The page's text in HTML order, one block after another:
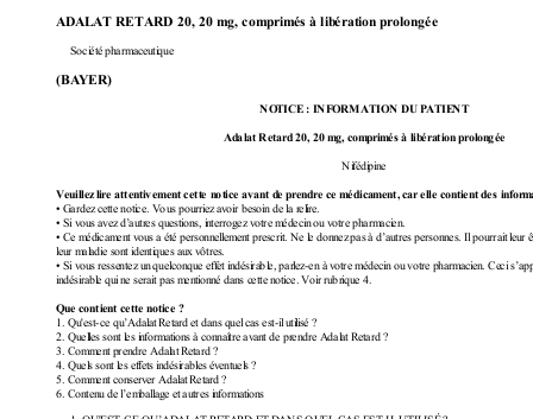
ADALAT RETARD 20, 20 mg, comprimés à libération prolongée
Société pharmaceutique
(BAYER)
NOTICE : INFORMATION DU PATIENT
Adalat Retard 20, 20 mg, comprimés à libération prolongée
Nifédipine
Veuillez lire attentivement cette notice avant de prendre ce médicament, car elle contient des inform
• Gardez cette notice Vouspourriez avoir besoin dela relire
• Si vous avez d’autresquestions, interrogez votre médecin ou votrepharmacien.
• Ce médicament vous a été personnellement prescrit. Ne le donnez pas à d’autrespersonnes. Il pourrait leur ê
leur maladie sontidentiques aux vôtres.
• Si vous ressentez un quelconque effetindésirable , parlez-en àvotre médecin ou votre pharmacien. Cecis’a
indésirable qui ne serait pas mentionné dans cette notice Voir rubrique 4
Que contient cette notice ?
1 . Qu'est-ce qu’Adalat Retard etdans quel cas est-il utilisé ?
2 . Quellessontles informations à connaître avant de prendre Adalat Retard ?
3 . Comment prendre Adalat Retard ?
4 . Quels sontleseffets indésirableséventuels ?
5 . Comment conserver Adalat Retard ?
6 . Contenu de l’emballage et autres informations